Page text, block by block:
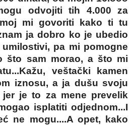
odvojiti tih 4.000 za
mi govoriti kako ti tu
ja dobro ko je ubedio
pa mi pomogne
što sam morao, a što mi
veštački kamen
iznosu, a ja dušu svoju
je to za mene prevelik
isplatiti odjednom...I
ne mogu....A opet, kako